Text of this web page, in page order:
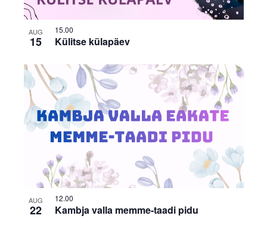
AUG
15 Külitse külapäev
15.00
AUG
22 Kambja valla memme-taadi pidu
12.00